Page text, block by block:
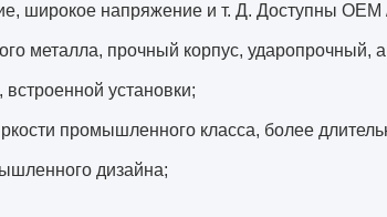
широкое напряжение и т. Д. Доступны OEM
металла, прочный корпус, ударопрочный,
установки;
промышленного класса, более
дизайна;